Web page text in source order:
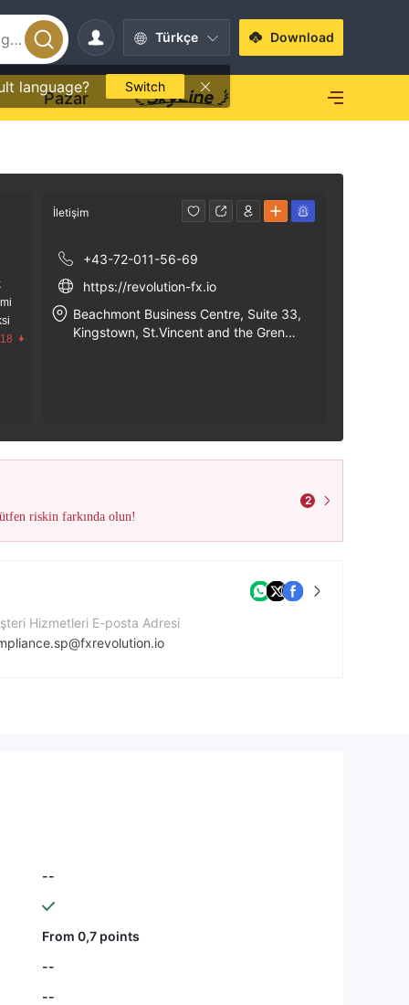
Türkçe
language? Switch
Download
Pazar
İletişim
+43-72-011-56-69
https://revolution-fx.io
Beachmont Business Centre, Suite 33,
Kingstown, St.Vincent and the Grenad
riskin farkında olun!
2
Hizmetleri E-posta Adresi
--
From 0,7 points
--
--